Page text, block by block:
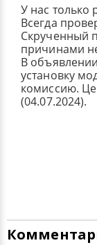
У нас только
Всегда
Скрученный
причинами
В
установку
комиссию.
(04.07.2024).